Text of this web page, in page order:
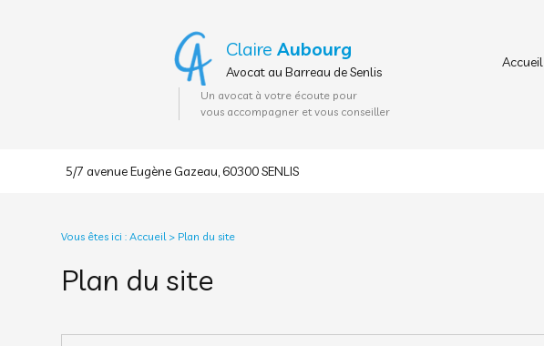
ClaireAubourg
Avocat au Barreau de Senlis
Un avocat à votre écoute pour
vous accompagner et vous conseiller
Accueil
5/7 avenue Eugène Gazeau, 60300 SENLIS
Vous êtes ici : Accueil> Plan du site
Plan du site